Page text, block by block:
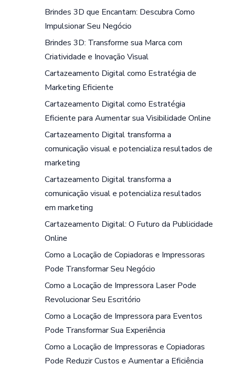
Brindes 3D que Encantam: Descubra Como
Impulsionar Seu Negócio
Brindes 3D: Transforme sua Marca com
Criatividade e Inovação Visual
Cartazeamento Digital como Estratégia de
Marketing Eficiente
Cartazeamento Digital como Estratégia
Eficiente para Aumentar sua Visibilidade Online
Cartazeamento Digital transforma a
comunicação visual e potencializa resultados de
marketing
Cartazeamento Digital transforma a
comunicação visual e potencializa resultados
em marketing
Cartazeamento Digital: O Futuro da Publicidade
Online
Como a Locação de Copiadoras e Impressoras
Pode Transformar Seu Negócio
Como a Locação de Impressora Laser Pode
Revolucionar Seu Escritório
Como a Locação de Impressora para Eventos
Pode Transformar Sua Experiência
Como a Locação de Impressoras e Copiadoras
Pode Reduzir Custos e Aumentar a Eficiência